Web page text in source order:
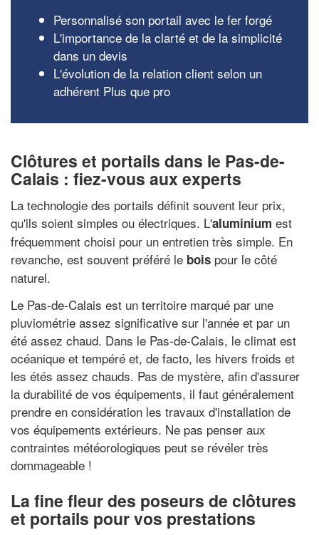
Personnalisé son portail avec le fer forgé
L'importance de la clarté et de la simplicité
dans un devis
L'évolution de la relation client selon un
adhérent Plus que pro
Clôtures et portails dans le Pas-de-
Calais : fiez-vous aux experts
La technologie des portails définit souvent leur prix,
qu'ils soient simples ou électriques. L'aluminium est
fréquemment choisi pour un entretien très simple. En
revanche, est souvent préféré le bois pour le côté
naturel.
Le Pas-de-Calais est un territoire marqué par une
pluviométrie assez significative sur l'année et par un
été assez chaud. Dans le Pas-de-Calais, le climat est
océanique et tempéré et, de facto, les hivers froids et
les étés assez chauds. Pas de mystère, afin d'assurer
la durabilité de vos équipements, il faut généralement
prendre en considération les travaux d'installation de
vos équipements extérieurs. Ne pas penser aux
contraintes météorologiques peut se révéler très
dommageable !
La fine fleur des poseurs de clôtures
et portails pour vos prestations